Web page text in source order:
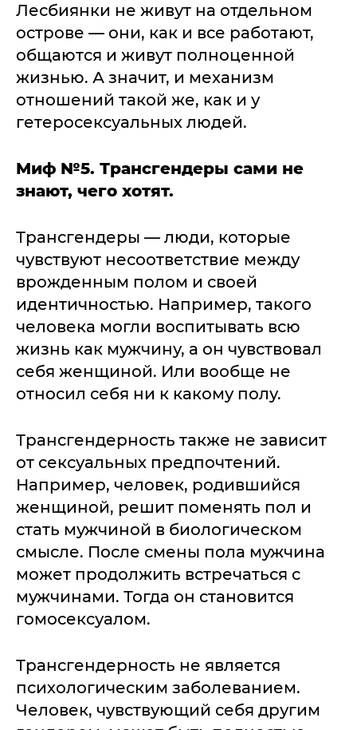
Лесбиянки не живут на отдельном
острове — они, как и все работают,
общаются и живут полноценной
жизнью. А значит, и механизм
отношений такой же, как и у
гетеросексуальных людей.
Миф №5. Трансгендеры сами не
знают, чего хотят.
Трансгендеры — люди, которые
чувствуют несоответствие между
врожденным полом и своей
идентичностью. Например, такого
человека могли воспитывать всю
жизнь как мужчину, а он чувствовал
себя женщиной. Или вообще не
относил себя ни к какому полу.
Трансгендерность также не зависит
от сексуальных предпочтений.
Например, человек, родившийся
женщиной, решит поменять пол и
стать мужчиной в биологическом
смысле. После смены пола мужчина
может продолжить встречаться с
мужчинами. Тогда он становится
гомосексуалом.
Трансгендерность не является
психологическим заболеванием.
Человек, чувствующий себя другим